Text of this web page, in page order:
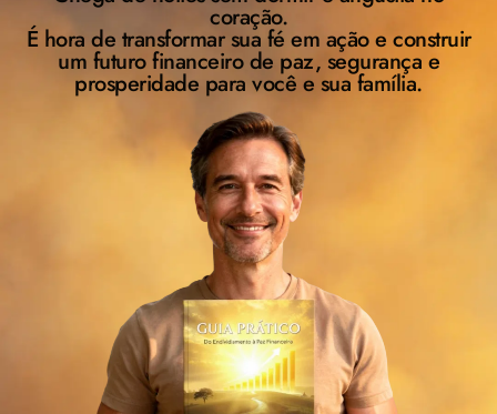
coração.
É hora de transformar sua fé em ação e construir
um futuro financeiro de paz, segurança e
prosperidade para você e sua família.